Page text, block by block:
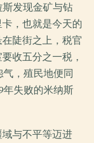
发现金矿与钻
，也就是今天的
陡街之上，税官
收五分之一税，
，殖民地便同
年失败的米纳斯
与不平等迈进